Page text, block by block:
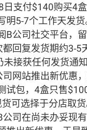
日支付$140购买4
明5-7个工作天发货
B公司社交平台，
回复发货期约3-5
接获任何发货通
网站推出新优惠
试包，4盒只售
可选择于分店取
司在尚未办妥现